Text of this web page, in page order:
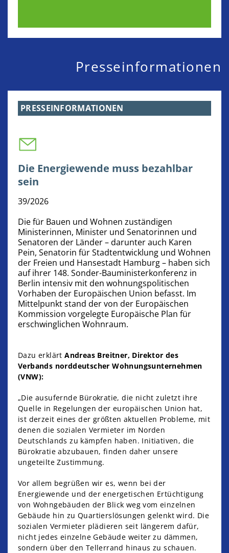
Presseinformationen
PRESSEINFORMATIONEN
Die Energiewende muss bezahlbar
sein
39/2026
Die für Bauen und Wohnen zuständigen
Ministerinnen, Minister und Senatorinnen und
Senatoren der Länder – darunter auch Karen
Pein, Senatorin für Stadtentwicklung und Wohnen
der Freien und Hansestadt Hamburg – haben sich
auf ihrer 148. Sonder-Bauministerkonferenz in
Berlin intensiv mit den wohnungspolitischen
Vorhaben der Europäischen Union befasst. Im
Mittelpunkt stand der von der Europäischen
Kommission vorgelegte Europäische Plan für
erschwinglichen Wohnraum.
Dazu erklärtAndreas Breitner, Direktor des
Verbands norddeutscher Wohnungsunternehmen
(VNW):
„Die ausufernde Bürokratie, die nicht zuletzt ihre
Quelle in Regelungen der europäischen Union hat,
ist derzeit eines der größten aktuellen Probleme, mit
denen die sozialen Vermieter im Norden
Deutschlands zu kämpfen haben. Initiativen, die
Bürokratie abzubauen, finden daher unsere
ungeteilte Zustimmung.
Vor allem begrüßen wir es, wenn bei der
Energiewende und der energetischen Ertüchtigung
von Wohngebäuden der Blick weg vom einzelnen
Gebäude hin zu Quartierslösungen gelenkt wird. Die
sozialen Vermieter plädieren seit längerem dafür,
nicht jedes einzelne Gebäude weiter zu dämmen,
sondern über den Tellerrand hinaus zu schauen.